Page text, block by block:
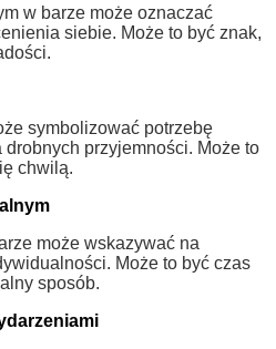
w barze może oznaczać
siebie. Może to być znak,
symbolizować potrzebę
przyjemności. Może to
chwilą.
może wskazywać na
Może to być czas
sposób.